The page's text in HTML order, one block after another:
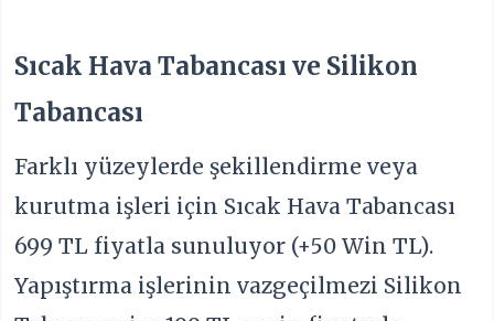
Sıcak Hava Tabancası ve Silikon
Tabancası
Farklı yüzeylerde şekillendirme veya
kurutma işleri için Sıcak Hava Tabancası
699 TL fiyatla sunuluyor (+50 Win TL).
Yapıştırma işlerinin vazgeçilmezi Silikon